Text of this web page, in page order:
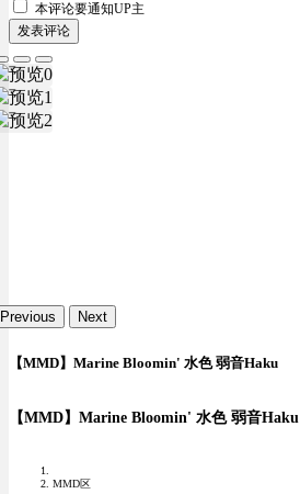
本评论要通知UP主
发表评论
Previous Next
【MMD】Marine Bloomin' 水色 弱音Haku
【MMD】Marine Bloomin' 水色 弱音Haku
MMD区